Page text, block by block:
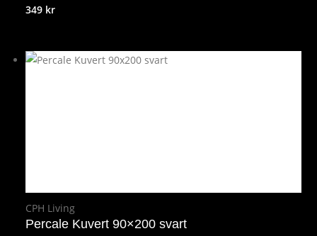
349 kr
CPH Living
Percale Kuvert 90×200 svart